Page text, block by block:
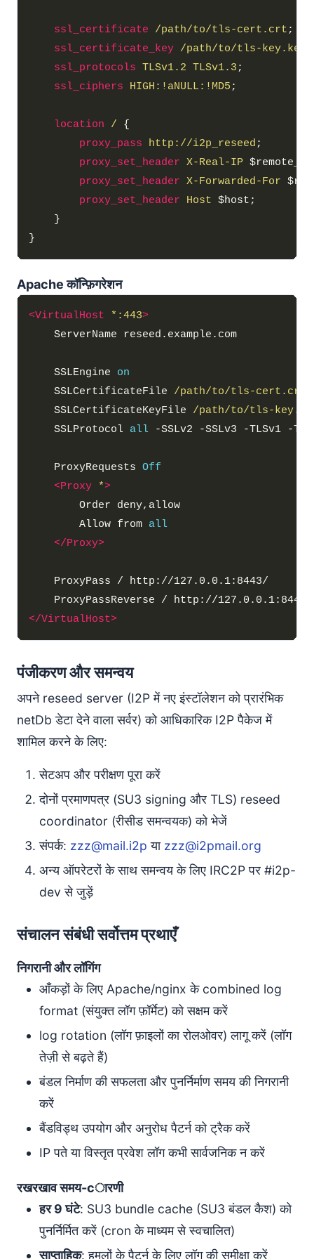
ssl_certificate /path/to/tls-cert.crt
ssl_certificate_key /path/to/tls-key.key
ssl_protocols TLSv1.2 TLSv1.3
ssl_ciphers
HIGH:!aNULL:!MD5
location /
proxy_pass
http://i2p_reseed
proxy_set_header X-Real-IP
proxy_set_header X-Forwarded-For
proxy_set_header
Host
Apache कॉन्फ़िगरेशन
<VirtualHost *:443>
    SSLEngine
on
    SSLCertificateFile
/path/to/tls-cert.crt
    SSLCertificateKeyFile
/path/to/tls-
    SSLProtocol
all
    ProxyRequests
Off
<Proxy
*>
        Allow from
all
</Proxy>
</VirtualHost>
पंजीकरण और समन्वय
अपने reseed server (I2P में नए इंस्टॉलेशन को प्रारंभिक
netDb डेटा देने वाला सर्वर) को आधिकारिक I2P पैकेज में
शामिल करने के लिए:
सेटअप और परीक्षण पूरा करें
दोनों प्रमाणपत्र (SU3 signing और TLS) reseed
coordinator (रीसीड समन्वयक) को भेजें
संपर्क: zzz@mail.i2p या zzz@i2pmail.org
अन्य ऑपरेटरों के साथ समन्वय के लिए IRC2P पर #i2p-
dev से जुड़ें
संचालन संबंधी सर्वोत्तम प्रथाएँ
निगरानी और लॉगिंग
आँकड़ों के लिए Apache/nginx के combined log
format (संयुक्त लॉग फ़ॉर्मेट) को सक्षम करें
log rotation (लॉग फ़ाइलों का रोलओवर) लागू करें (लॉग
तेज़ी से बढ़ते हैं)
बंडल निर्माण की सफलता और पुनर्निर्माण समय की निगरानी
करें
बैंडविड्थ उपयोग और अनुरोध पैटर्न को ट्रैक करें
IP पते या विस्तृत प्रवेश लॉग कभी सार्वजनिक न करें
रखरखाव समय-сारणी
हर 9 घंटे: SU3 bundle cache (SU3 बंडल कैश) को
पुनर्निर्मित करें (cron के माध्यम से स्वचालित)
साप्ताहिक: हमलों के पैटर्न के लिए लॉग की समीक्षा करें